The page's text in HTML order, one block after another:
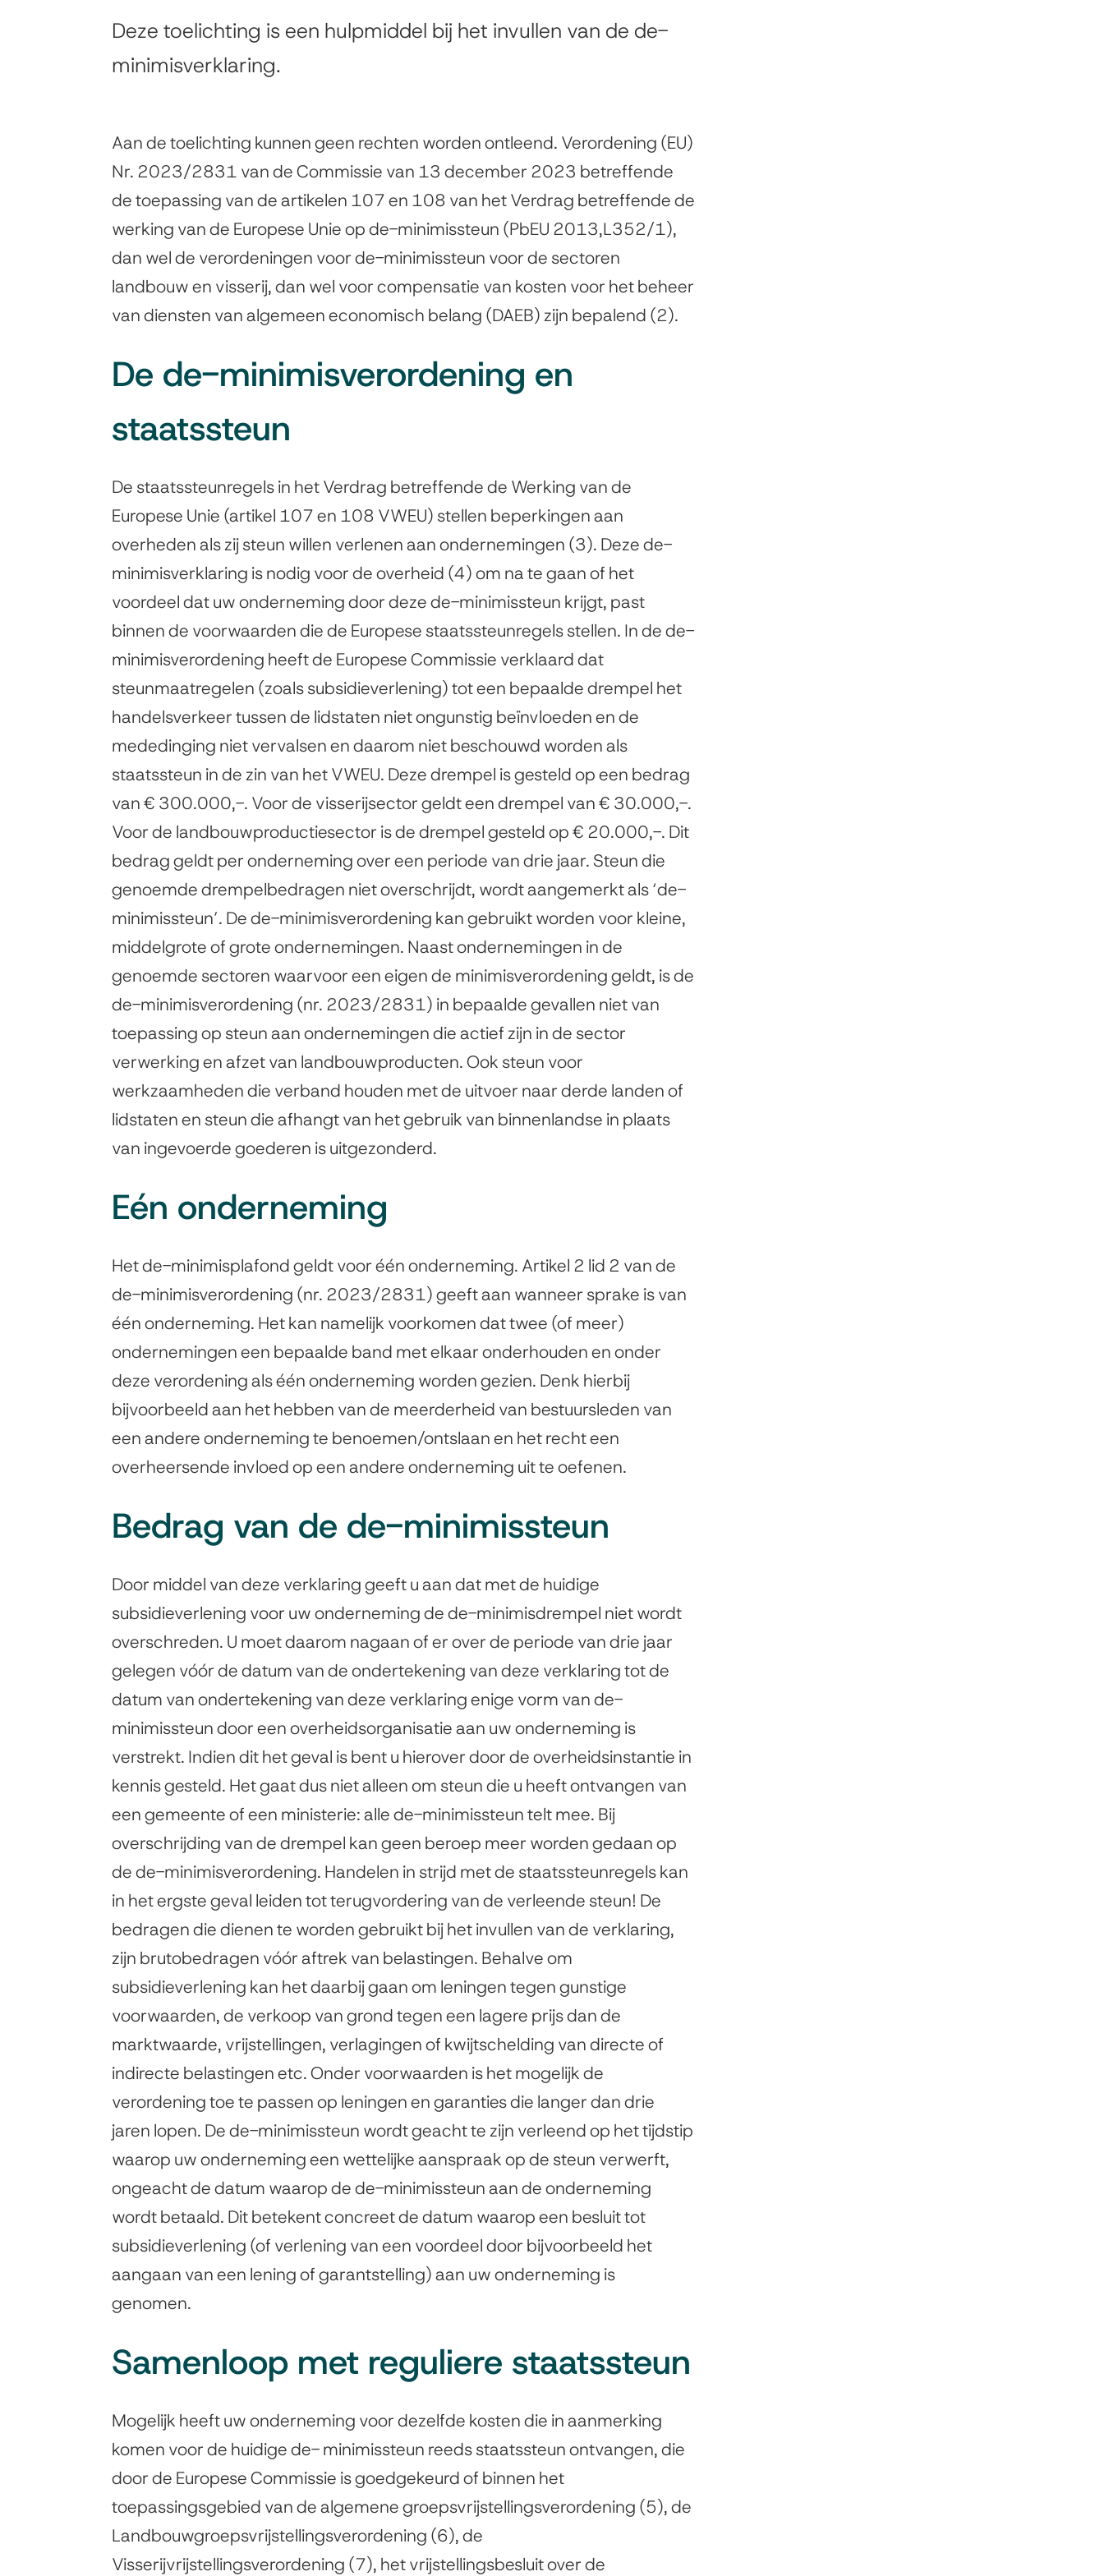
Toelichting
minimissteun
Deze toelichting is een hulpmiddel bij het invullen van de de-
minimisverklaring.
Aan de toelichting kunnen geen rechten worden ontleend. Verordening (EU)
Nr. 2023/2831 van de Commissie van 13 december 2023 betreffende
de toepassing van de artikelen 107 en 108 van het Verdrag betreffende de
werking van de Europese Unie op de-minimissteun (PbEU 2013,L352/1),
dan wel de verordeningen voor de-minimissteun voor de sectoren
landbouw en visserij, dan wel voor compensatie van kosten voor het beheer
van diensten van algemeen economisch belang (DAEB) zijn bepalend (2).
De de-minimisverordening en
staatssteun
De staatssteunregels in het Verdrag betreffende de Werking van de
Europese Unie (artikel 107 en 108 VWEU) stellen beperkingen aan
overheden als zij steun willen verlenen aan ondernemingen (3). Deze de-
minimisverklaring is nodig voor de overheid (4) om na te gaan of het
voordeel dat uw onderneming door deze de-minimissteun krijgt, past
binnen de voorwaarden die de Europese staatssteunregels stellen. In de de-
minimisverordening heeft de Europese Commissie verklaard dat
steunmaatregelen (zoals subsidieverlening) tot een bepaalde drempel het
handelsverkeer tussen de lidstaten niet ongunstig beïnvloeden en de
mededinging niet vervalsen en daarom niet beschouwd worden als
staatssteun in de zin van het VWEU. Deze drempel is gesteld op een bedrag
van € 300.000,-. Voor de visserijsector geldt een drempel van € 30.000,-.
Voor de landbouwproductiesector is de drempel gesteld op € 20.000,-. Dit
bedrag geldt per onderneming over een periode van drie jaar. Steun die
genoemde drempelbedragen niet overschrijdt, wordt aangemerkt als ‘de-
minimissteun’. De de-minimisverordening kan gebruikt worden voor kleine,
middelgrote of grote ondernemingen. Naast ondernemingen in de
genoemde sectoren waarvoor een eigen de minimisverordening geldt, is de
de-minimisverordening (nr. 2023/2831) in bepaalde gevallen niet van
toepassing op steun aan ondernemingen die actief zijn in de sector
verwerking en afzet van landbouwproducten. Ook steun voor
werkzaamheden die verband houden met de uitvoer naar derde landen of
lidstaten en steun die afhangt van het gebruik van binnenlandse in plaats
van ingevoerde goederen is uitgezonderd.
Eén onderneming
Het de-minimisplafond geldt voor één onderneming. Artikel 2 lid 2 van de
de-minimisverordening (nr. 2023/2831) geeft aan wanneer sprake is van
één onderneming. Het kan namelijk voorkomen dat twee (of meer)
ondernemingen een bepaalde band met elkaar onderhouden en onder
deze verordening als één onderneming worden gezien. Denk hierbij
bijvoorbeeld aan het hebben van de meerderheid van bestuursleden van
een andere onderneming te benoemen/ontslaan en het recht een
overheersende invloed op een andere onderneming uit te oefenen.
Bedrag van de de-minimissteun
Door middel van deze verklaring geeft u aan dat met de huidige
subsidieverlening voor uw onderneming de de-minimisdrempel niet wordt
overschreden. U moet daarom nagaan of er over de periode van drie jaar
gelegen vóór de datum van de ondertekening van deze verklaring tot de
datum van ondertekening van deze verklaring enige vorm van de-
minimissteun door een overheidsorganisatie aan uw onderneming is
verstrekt. Indien dit het geval is bent u hierover door de overheidsinstantie in
kennis gesteld. Het gaat dus niet alleen om steun die u heeft ontvangen van
een gemeente of een ministerie: alle de-minimissteun telt mee. Bij
overschrijding van de drempel kan geen beroep meer worden gedaan op
de de-minimisverordening. Handelen in strijd met de staatssteunregels kan
in het ergste geval leiden tot terugvordering van de verleende steun! De
bedragen die dienen te worden gebruikt bij het invullen van de verklaring,
zijn brutobedragen vóór aftrek van belastingen. Behalve om
subsidieverlening kan het daarbij gaan om leningen tegen gunstige
voorwaarden, de verkoop van grond tegen een lagere prijs dan de
marktwaarde, vrijstellingen, verlagingen of kwijtschelding van directe of
indirecte belastingen etc. Onder voorwaarden is het mogelijk de
verordening toe te passen op leningen en garanties die langer dan drie
jaren lopen. De de-minimissteun wordt geacht te zijn verleend op het tijdstip
waarop uw onderneming een wettelijke aanspraak op de steun verwerft,
ongeacht de datum waarop de de-minimissteun aan de onderneming
wordt betaald. Dit betekent concreet de datum waarop een besluit tot
subsidieverlening (of verlening van een voordeel door bijvoorbeeld het
aangaan van een lening of garantstelling) aan uw onderneming is
genomen.
Samenloop met reguliere staatssteun
Mogelijk heeft uw onderneming voor dezelfde kosten die in aanmerking
komen voor de huidige de- minimissteun reeds staatssteun ontvangen, die
door de Europese Commissie is goedgekeurd of binnen het
toepassingsgebied van de algemene groepsvrijstellingsverordening (5), de
Landbouwgroepsvrijstellingsverordening (6), de
Visserijvrijstellingsverordening (7), het vrijstellingsbesluit over de